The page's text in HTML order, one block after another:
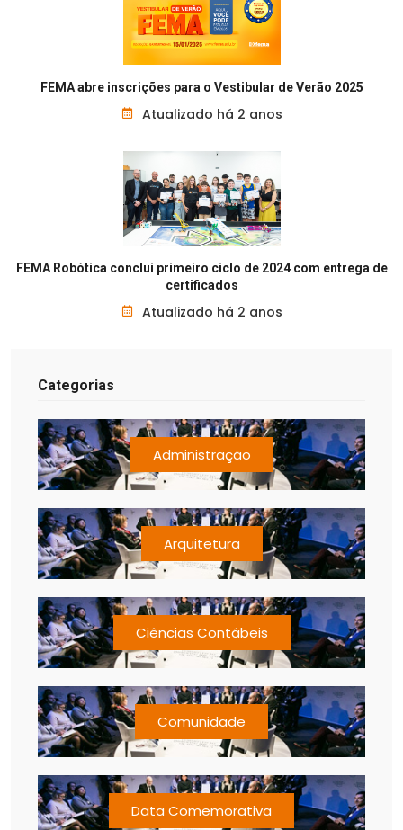
FEMA abre inscrições para o Vestibular de Verão 2025
Atualizado há 2 anos
FEMA Robótica conclui primeiro ciclo de 2024 com entrega de
certificados
Atualizado há 2 anos
Categorias
Administração
Arquitetura
Ciências Contábeis
Comunidade
Data Comemorativa